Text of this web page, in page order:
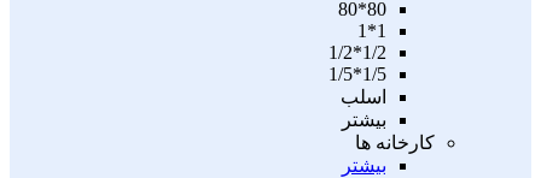
80*80
1*1
1/2*1/2
1/5*1/5
اسلب
بیشتر
کارخانه ها
بیشتر